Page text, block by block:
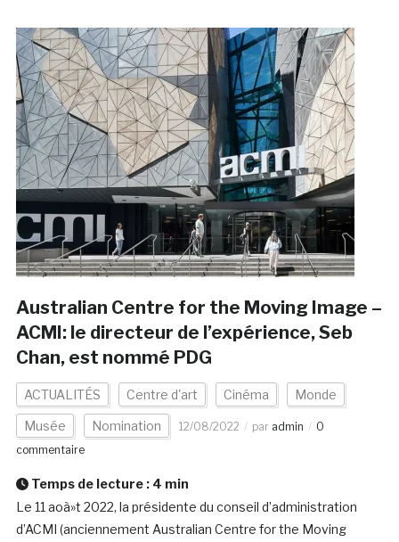
Australian Centre for the Moving Image –
ACMI: le directeur de l’expérience, Seb
Chan, est nommé PDG
ACTUALITÉS Centre d'art Cinéma Monde
Musée Nomination 12/08/2022 par admin
0
commentaire
Temps de lecture : 4 min
Le 11 aoà»t 2022, la présidente du conseil d’administration
d’ACMI (anciennement Australian Centre for the Moving